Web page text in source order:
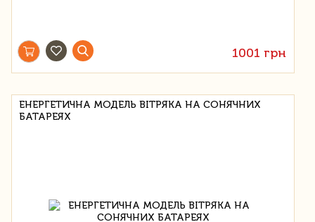
1001 грн
ЕНЕРГЕТИЧНА МОДЕЛЬ ВІТРЯКА НА СОНЯЧНИХ
БАТАРЕЯХ